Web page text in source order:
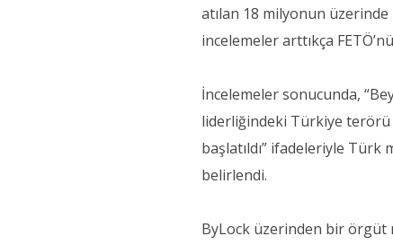
atılan 18 milyonun üzerinde
incelemeler arttıkça
İncelemeler sonucunda,
liderliğindeki Türkiye terörü
başlatıldı” ifadeleriyle Türk
belirlendi.
ByLock üzerinden bir örgüt